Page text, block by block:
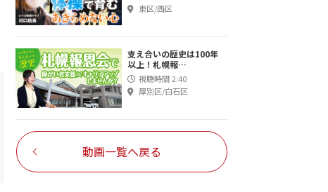
東区/西区
支え合いの歴史は100年
以上！札幌報…
視聴時間 2:40
厚別区/白石区
動画一覧へ戻る